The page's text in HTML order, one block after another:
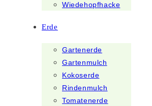
Wiedehopfhacke
Erde
Gartenerde
Gartenmulch
Kokoserde
Rindenmulch
Tomatenerde